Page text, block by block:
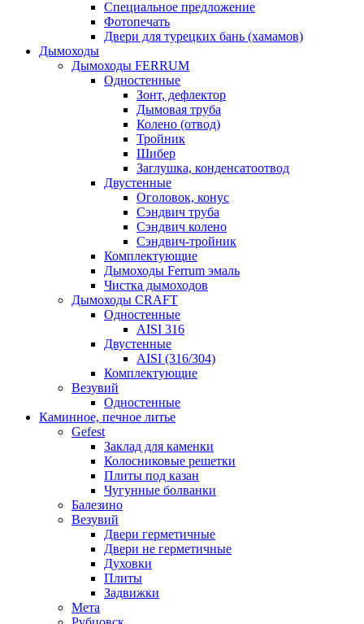
Специальное предложение
Фотопечать
Двери для турецких бань (хамамов)
Дымоходы
Дымоходы FERRUM
Одностенные
Зонт, дефлектор
Дымовая труба
Колено (отвод)
Тройник
Шибер
Заглушка, конденсатоотвод
Двустенные
Оголовок, конус
Сэндвич труба
Сэндвич колено
Сэндвич-тройник
Комплектующие
Дымоходы Ferrum эмаль
Чистка дымоходов
Дымоходы CRAFT
Одностенные
AISI 316
Двустенные
AISI (316/304)
Комплектующие
Везувий
Одностенные
Каминное, печное литье
Gefest
Заклад для каменки
Колосниковые решетки
Плиты под казан
Чугунные болванки
Балезино
Везувий
Двери герметичные
Двери не герметичные
Духовки
Плиты
Задвижки
Мета